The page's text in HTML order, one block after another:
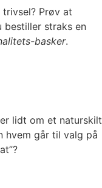
trivsel? Prøv at
bestiller straks en
basker.
lidt om et naturskilt
hvem går til valg på